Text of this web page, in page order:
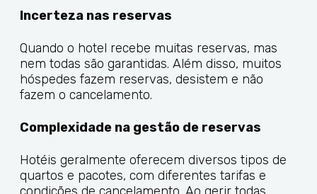
Incerteza nas reservas
Quando o hotel recebe muitas reservas, mas
nem todas são garantidas. Além disso, muitos
hóspedes fazem reservas, desistem e não
fazem o cancelamento.
Complexidade na gestão de reservas
Hotéis geralmente oferecem diversos tipos de
quartos e pacotes, com diferentes tarifas e
condições de cancelamento. Ao gerir todas